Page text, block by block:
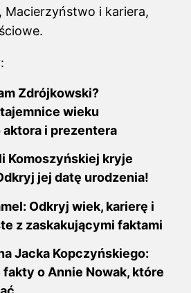
Macierzyństwo i kariera,
Zdrójkowski?
wieku
aktora i prezentera
Komoszyńskiej kryje
jej datę urodzenia!
Odkryj wiek, karierę i
z zaskakującymi faktami
Jacka Kopczyńskiego:
o Annie Nowak, które